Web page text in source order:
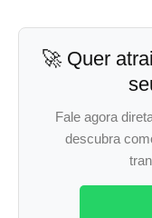
🚀 Quer
Fale agora
descubra